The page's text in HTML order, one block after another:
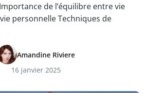
de l’équilibre entre vie
personnelle Techniques de
Amandine Riviere
16 janvier 2025